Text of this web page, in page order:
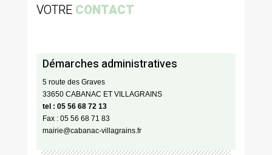
VOTRE CONTACT
Démarches administratives
5 route des Graves
33650 CABANAC ET VILLAGRAINS
tel : 05 56 68 72 13
Fax : 05 56 68 71 83
mairie@cabanac-villagrains.fr